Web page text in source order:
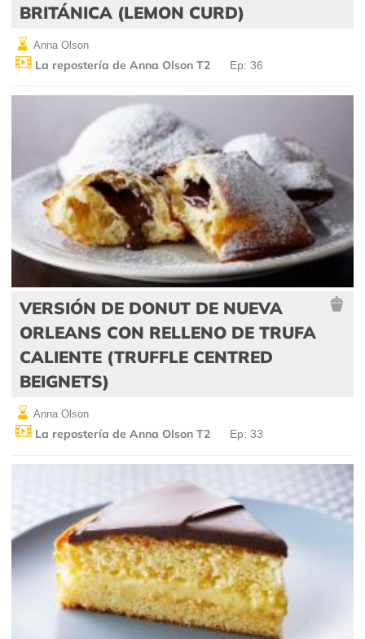
BRITÁNICA (LEMON CURD)
Anna Olson
La repostería de Anna Olson T2 Ep: 36
VERSIÓN DE DONUT DE NUEVA
ORLEANS CON RELLENO DE TRUFA
CALIENTE (TRUFFLE CENTRED
BEIGNETS)
Anna Olson
La repostería de Anna Olson T2 Ep: 33